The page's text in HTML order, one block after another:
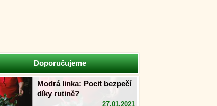
Doporučujeme
Modrá linka: Pocit bezpečí
díky rutině?
27.01.2021